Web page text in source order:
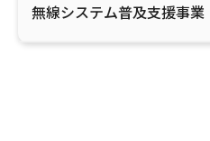
ウェブサイトのご利用につい
無線システム普及支援事業